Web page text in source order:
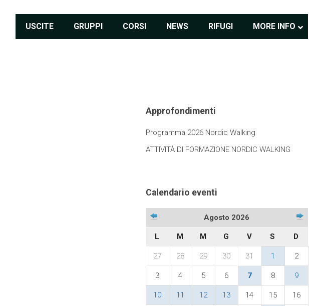
USCITE GRUPPI CORSI NEWS RIFUGI MORE INFO
Approfondimenti
Programma 2026 Nordic Walking
ATTIVITÀ DI FORMAZIONE NORDIC WALKING
Calendario eventi
Agosto 2026
L M M G V S D
27 28 29 30 31 1 2
3 4 5 6 7 8 9
10 11 12 13 14 15 16